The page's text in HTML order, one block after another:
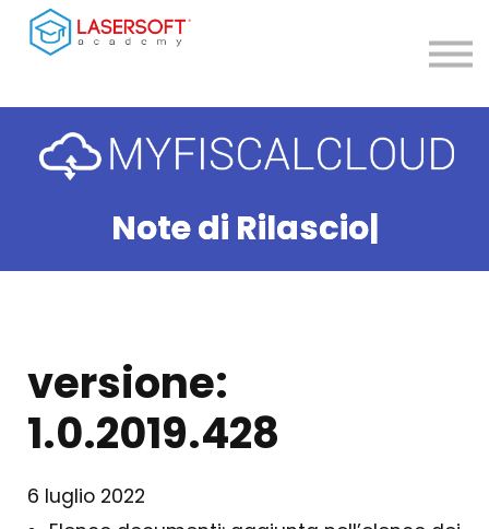
Teleassistenza
Accedi
Registrati
Note di Rilascio|
versione:
1.0.2019.428
6 luglio 2022